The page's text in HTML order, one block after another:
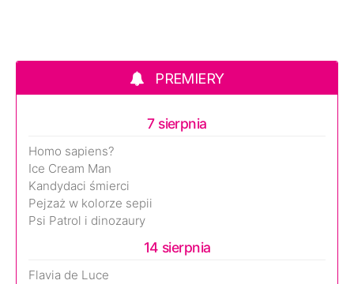
PREMIERY
7 sierpnia
Homo sapiens?
Ice Cream Man
Kandydaci śmierci
Pejzaż w kolorze sepii
Psi Patrol i dinozaury
14 sierpnia
Flavia de Luce